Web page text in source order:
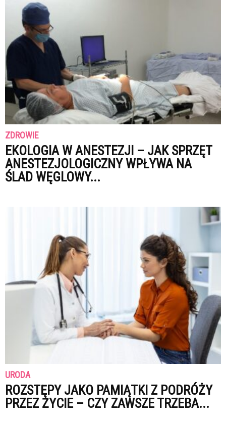
ZDROWIE
EKOLOGIA W ANESTEZJI – JAK SPRZĘT
ANESTEZJOLOGICZNY WPŁYWA NA
ŚLAD WĘGLOWY...
URODA
ROZSTĘPY JAKO PAMIĄTKI Z PODRÓŻY
PRZEZ ŻYCIE – CZY ZAWSZE TRZEBA...